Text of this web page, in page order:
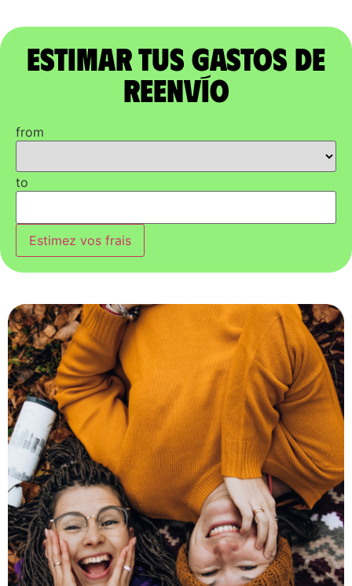
Estimar tus gastos de
reenvío
from
to
Estimez vos frais